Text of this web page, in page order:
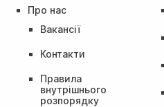
Про нас
Вакансії
Контакти
Правила
внутрішнього
розпорядку